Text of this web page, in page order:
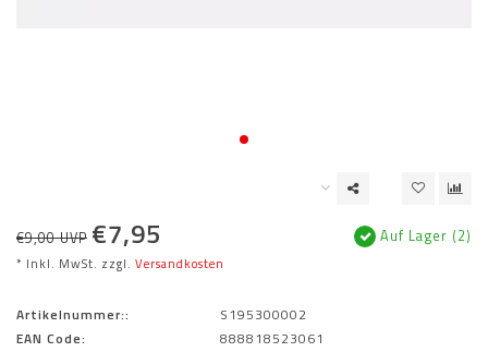
€9,00 UVP €7,95
* Inkl. MwSt. zzgl. Versandkosten
Auf Lager (2)
Artikelnummer::
S195300002
EAN Code:
888818523061